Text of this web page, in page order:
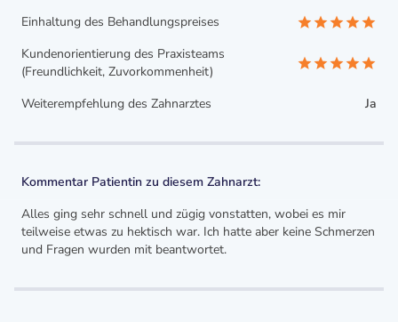
Einhaltung des Behandlungspreises
Kundenorientierung des Praxisteams
(Freundlichkeit, Zuvorkommenheit)
Weiterempfehlung des Zahnarztes
Ja
Kommentar Patientin zu diesem Zahnarzt:
Alles ging sehr schnell und zügig vonstatten, wobei es mir
teilweise etwas zu hektisch war. Ich hatte aber keine Schmerzen
und Fragen wurden mit beantwortet.